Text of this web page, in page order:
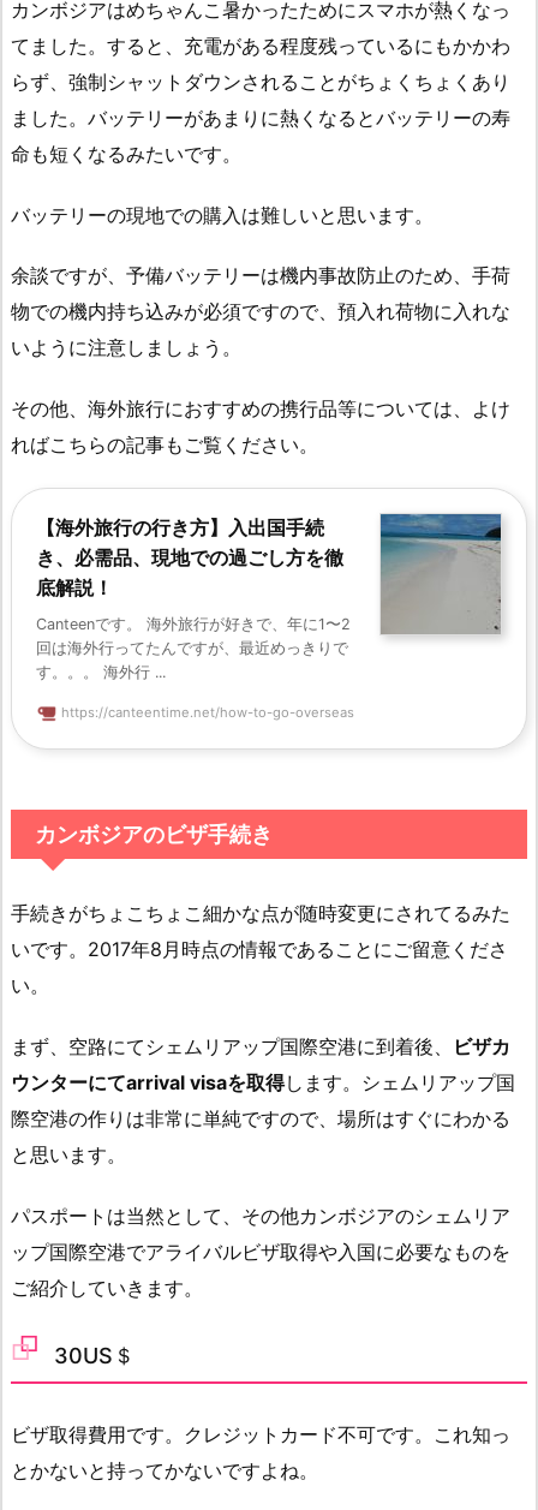
カンボジアはめちゃんこ暑かったためにスマホが熱くなっ
てました。すると、充電がある程度残っているにもかかわ
らず、強制シャットダウンされることがちょくちょくあり
ました。バッテリーがあまりに熱くなるとバッテリーの寿
命も短くなるみたいです。
バッテリーの現地での購入は難しいと思います。
余談ですが、予備バッテリーは機内事故防止のため、手荷
物での機内持ち込みが必須ですので、預入れ荷物に入れな
いように注意しましょう。
その他、海外旅行におすすめの携行品等については、よけ
ればこちらの記事もご覧ください。
【海外旅行の行き方】入出国手続
き、必需品、現地での過ごし方を徹
底解説！
Canteenです。 海外旅行が好きで、年に1〜2
回は海外行ってたんですが、最近めっきりで
す。。。 海外行 ...
https://canteentime.net/how-to-go-overseas
カンボジアのビザ手続き
手続きがちょこちょこ細かな点が随時変更にされてるみた
いです。2017年8月時点の情報であることにご留意くださ
い。
まず、空路にてシェムリアップ国際空港に到着後、
ビザカ
ウンターにてarrival visaを取得します。シェムリアップ国
際空港の作りは非常に単純ですので、場所はすぐにわかる
と思います。
パスポートは当然として、その他カンボジアのシェムリア
ップ国際空港でアライバルビザ取得や入国に必要なものを
ご紹介していきます。
30US＄
ビザ取得費用です。クレジットカード不可です。これ知っ
とかないと持ってかないですよね。